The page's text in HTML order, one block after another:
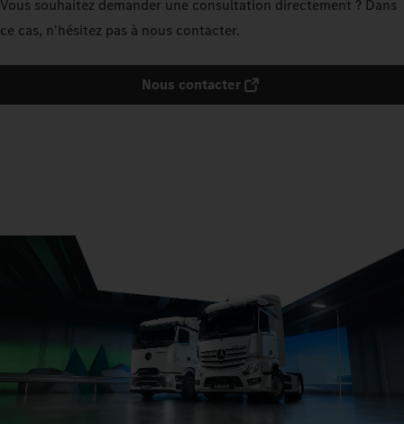
Vous souhaitez demander une consultation directement ? Dans
ce cas, n'hésitez pas à nous contacter.
Nous contacter